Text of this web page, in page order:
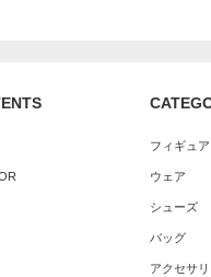
フィギュ
ウェア
シューズ
バッグ
アクセサ